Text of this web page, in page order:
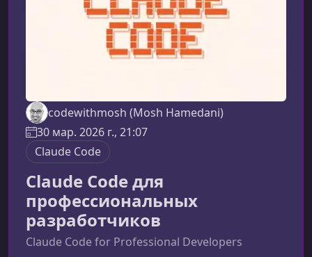
codewithmosh (Mosh Hamedani)
30 мар. 2026 г., 21:07
Claude Code
Claude Code для
профессиональных
разработчиков
Claude Code for Professional Developers